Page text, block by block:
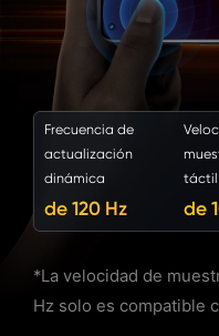
*La velocidad de
Hz solo es compatible
Frecuencia de
actualización
dinámica
de 120 Hz
táctil
de